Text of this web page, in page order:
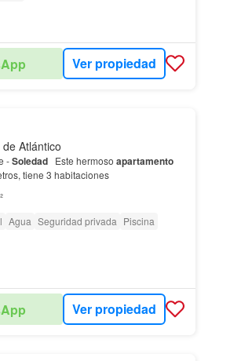
Ver propiedad
Atlántico
-Soledad Este hermoso apartamento
tiene 3 habitaciones
Agua Seguridad privada Piscina
Ver propiedad